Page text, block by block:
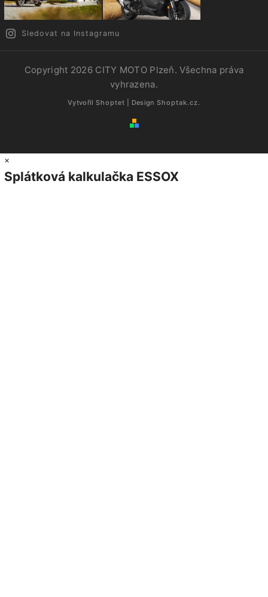
Sledovat na Instagramu
Copyright 2026 CITY MOTO Plzeň. Všechna práva
vyhrazena.
Vytvořil Shoptet | Design Shoptak.cz.
×
Splátková kalkulačka ESSOX